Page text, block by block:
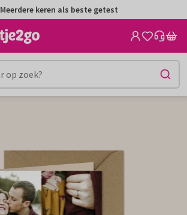
Meerdere keren als beste getest